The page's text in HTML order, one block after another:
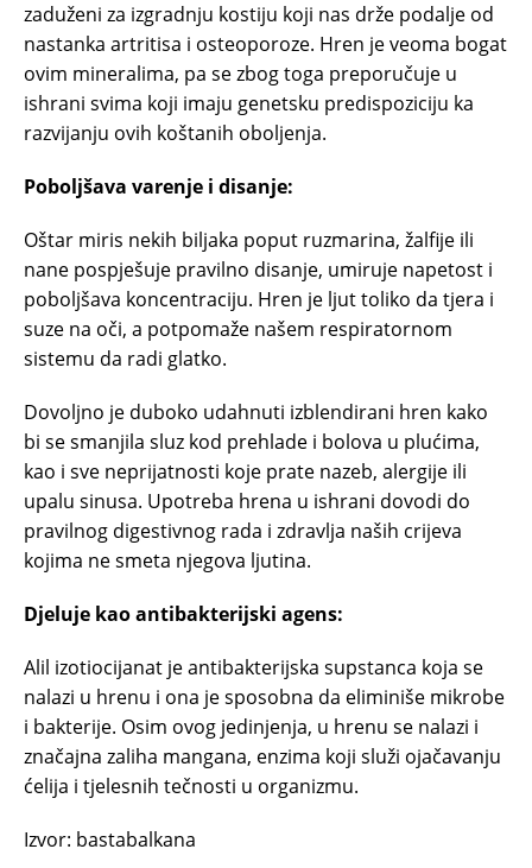
zaduženi za izgradnju kostiju koji nas drže podalje od
nastanka artritisa i osteoporoze. Hren je veoma bogat
ovim mineralima, pa se zbog toga preporučuje u
ishrani svima koji imaju genetsku predispoziciju ka
razvijanju ovih koštanih oboljenja.
Poboljšava varenje i disanje:
Oštar miris nekih biljaka poput ruzmarina, žalfije ili
nane pospješuje pravilno disanje, umiruje napetost i
poboljšava koncentraciju. Hren je ljut toliko da tjera i
suze na oči, a potpomaže našem respiratornom
sistemu da radi glatko.
Dovoljno je duboko udahnuti izblendirani hren kako
bi se smanjila sluz kod prehlade i bolova u plućima,
kao i sve neprijatnosti koje prate nazeb, alergije ili
upalu sinusa. Upotreba hrena u ishrani dovodi do
pravilnog digestivnog rada i zdravlja naših crijeva
kojima ne smeta njegova ljutina.
Djeluje kao antibakterijski agens:
Alil izotiocijanat je antibakterijska supstanca koja se
nalazi u hrenu i ona je sposobna da eliminiše mikrobe
i bakterije. Osim ovog jedinjenja, u hrenu se nalazi i
značajna zaliha mangana, enzima koji služi ojačavanju
ćelija i tjelesnih tečnosti u organizmu.
Izvor: bastabalkana